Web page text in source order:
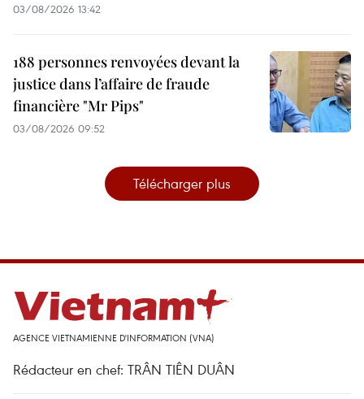
03/08/2026 13:42
188 personnes renvoyées devant la
justice dans l’affaire de fraude
financière "Mr Pips"
03/08/2026 09:52
Télécharger plus
AGENCE VIETNAMIENNE D'INFORMATION (VNA)
Rédacteur en chef: TRÂN TIÊN DUÂN